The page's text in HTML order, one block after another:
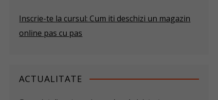
Inscrie-te la cursul: Cum iti deschizi un magazin
online pas cu pas
ACTUALITATE